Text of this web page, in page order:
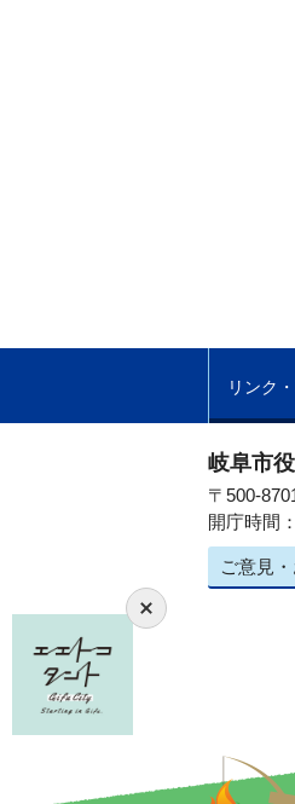
リンク
岐阜市
〒500-
開庁時間
ご意見